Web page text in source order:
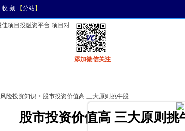
收 藏 【分站】
添加微信关注
风险投资知识 > 股市投资价值高 三大原则挑牛股
股市投资价值高 三大原则挑